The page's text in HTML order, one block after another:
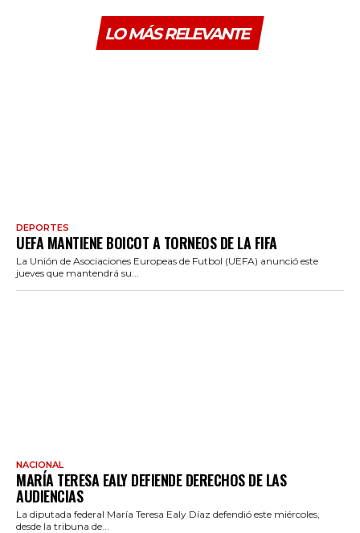
LO MÁS RELEVANTE
DEPORTES
UEFA MANTIENE BOICOT A TORNEOS DE LA FIFA
La Unión de Asociaciones Europeas de Futbol (UEFA) anunció este
jueves que mantendrá su...
NACIONAL
MARÍA TERESA EALY DEFIENDE DERECHOS DE LAS
AUDIENCIAS
La diputada federal María Teresa Ealy Díaz defendió este miércoles,
desde la tribuna de...